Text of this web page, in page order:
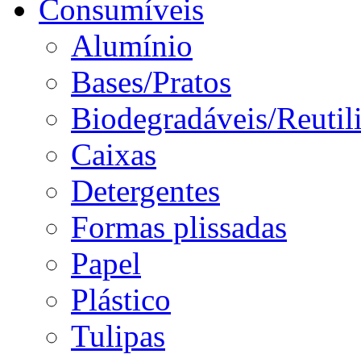
Consumíveis
Alumínio
Bases/Pratos
Biodegradáveis/
Caixas
Detergentes
Formas plissadas
Papel
Plástico
Tulipas